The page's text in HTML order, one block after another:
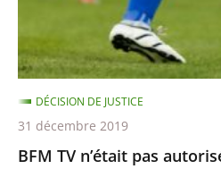
retransmettre
la
finale
de
la
Ligue
des
BFM TV n’était pas
DÉCISION DE JUSTICE
31 décembre 2019